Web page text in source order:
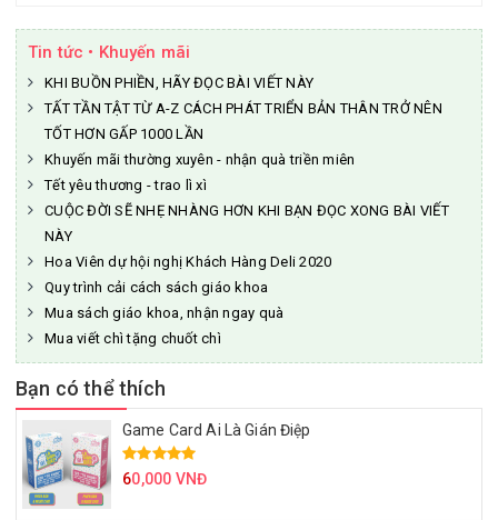
Tin tức • Khuyến mãi
KHI BUỒN PHIỀN, HÃY ĐỌC BÀI VIẾT NÀY
TẤT TẦN TẬT TỪ A-Z CÁCH PHÁT TRIỂN BẢN THÂN TRỞ NÊN
TỐT HƠN GẤP 1000 LẦN
Khuyến mãi thường xuyên - nhận quà triền miên
Tết yêu thương - trao lì xì
CUỘC ĐỜI SẼ NHẸ NHÀNG HƠN KHI BẠN ĐỌC XONG BÀI VIẾT
NÀY
Hoa Viên dự hội nghị Khách Hàng Deli 2020
Quy trình cải cách sách giáo khoa
Mua sách giáo khoa, nhận ngay quà
Mua viết chì tặng chuốt chì
Bạn có thể thích
Game Card Ai Là Gián Điệp
60,000 VNĐ